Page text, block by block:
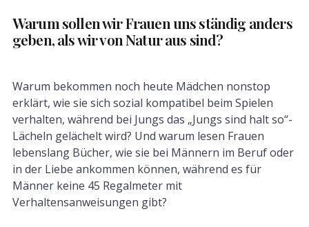
Warum sollen wir Frauen uns ständig anders
geben, als wir von Natur aus sind?
Warum bekommen noch heute Mädchen nonstop
erklärt, wie sie sich sozial kompatibel beim Spielen
verhalten, während bei Jungs das „Jungs sind halt so“-
Lächeln gelächelt wird? Und warum lesen Frauen
lebenslang Bücher, wie sie bei Männern im Beruf oder
in der Liebe ankommen können, während es für
Männer keine 45 Regalmeter mit
Verhaltensanweisungen gibt?